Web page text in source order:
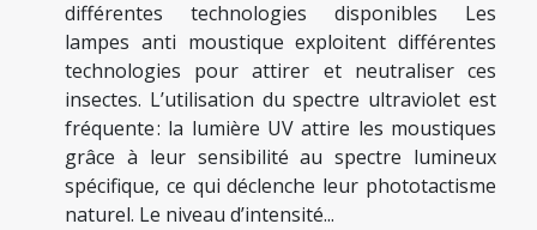
différentes technologies disponibles Les
lampes anti moustique exploitent différentes
technologies pour attirer et neutraliser ces
insectes. L’utilisation du spectre ultraviolet est
fréquente : la lumière UV attire les moustiques
grâce à leur sensibilité au spectre lumineux
spécifique, ce qui déclenche leur phototactisme
naturel. Le niveau d’intensité...